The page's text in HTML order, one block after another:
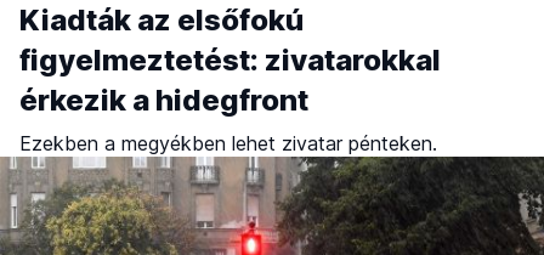
Kiadták az elsőfokú
figyelmeztetést: zivatarokkal
érkezik a hidegfront
Ezekben a megyékben lehet zivatar pénteken.